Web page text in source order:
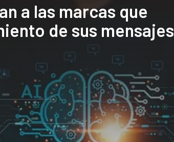
a las marcas que
de sus mensajes